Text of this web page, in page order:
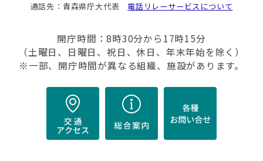
通話先：青森県庁大代表 電話リレーサービスについて
開庁時間：8時30分から17時15分
（土曜日、日曜日、祝日、休日、年末年始を除く）
※一部、開庁時間が異なる組織、施設があります。